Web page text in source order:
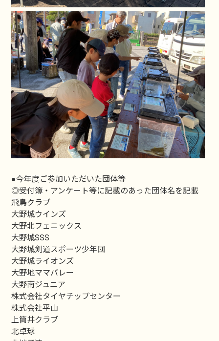
●今年度ご参加いただいた団体等
◎受付簿・アンケート等に記載のあった団体名を記載
飛鳥クラブ
大野城ウインズ
大野北フェニックス
大野城SSS
大野城剣道スポーツ少年団
大野城ライオンズ
大野地ママバレー
大野南ジュニア
株式会社タイヤチップセンター
株式会社平山
上筒井クラブ
北卓球